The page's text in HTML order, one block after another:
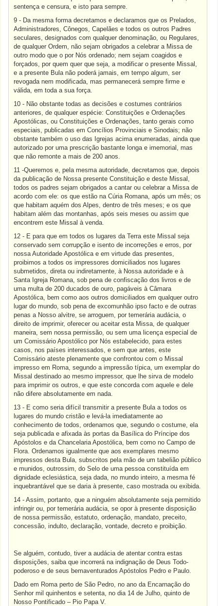
sentença e censura, e isto para sempre.
9 - Da mesma forma decretamos e declaramos que os Prelados,
Administradores, Cônegos, Capelães e todos os outros Padres
seculares, designados com qualquer denominação, ou Regulares,
de qualquer Ordem, não sejam obrigados a celebrar a Missa de
outro modo que o por Nós ordenado; nem sejam coagidos e
forçados, por quem quer que seja, a modificar o presente Missal,
e a presente Bula não poderá jamais, em tempo algum, ser
revogada nem modificada, mas permanecerá sempre firme e
válida, em toda a sua força.
10 - Não obstante todas as decisões e costumes contrários
anteriores, de qualquer espécie: Constituições e Ordenações
Apostólicas, ou Constituições e Ordenações, tanto gerais como
especiais, publicadas em Concílios Provinciais e Sinodais; não
obstante também o uso das Igrejas acima enumeradas, ainda que
autorizado por uma prescrição bastante longa e imemorial, mas
que não remonte a mais de 200 anos.
11 -Queremos e, pela mesma autoridade, decretamos que, depois
da publicação de Nossa presente Constituição e deste Missal,
todos os padres sejam obrigados a cantar ou celebrar a Missa de
acordo com ele: os que estão na Cúria Romana, após um mês; os
que habitam aquém dos Alpes, dentro de três meses; e os que
habitam além das montanhas, após seis meses ou assim que
encontrem este Missal à venda.
12 - E para que em todos os lugares da Terra este Missal seja
conservado sem corrupção e isento de incorreções e erros, por
nossa Autoridade Apostólica e em virtude das presentes,
proibimos a todos os impressores domiciliados nos lugares
submetidos, direta ou indiretamente, à Nossa autoridade e à
Santa Igreja Romana, sob pena de confiscação dos livros e de
uma multa de 200 ducados de ouro, pagáveis à Câmara
Apostólica, bem como aos outros domiciliados em qualquer outro
lugar do mundo, sob pena de excomunhão ipso facto e de outras
penas a Nosso alvitre, se arroguem, por temerária audácia, o
direito de imprimir, oferecer ou aceitar esta Missa, de qualquer
maneira, sem nossa permissão, ou sem uma licença especial de
um Comissário Apostólico por Nós estabelecido, para estes
casos, nos países interessados, e sem que antes, este
Comissário ateste plenamente que confrontou com o Missal
impresso em Roma, segundo a impressão típica, um exemplar do
Missal destinado ao mesmo impressor, que lhe sirva de modelo
para imprimir os outros, e que este concorda com aquele e dele
não difere absolutamente em nada.
13 - E como seria difícil transmitir a presente Bula a todos os
lugares do mundo cristão e levá-la imediatamente ao
conhecimento de todos, ordenamos que, segundo o costume, ela
seja publicada e afixada às portas da Basílica do Príncipe dos
Apóstolos e da Chancelaria Apostólica, bem como no Campo de
Flora. Ordenamos igualmente que aos exemplares mesmo
impressos desta Bula, subscritos pela mão de um tabelião público
e munidos, outrossim, do Selo de uma pessoa constituída em
dignidade eclesiástica, seja dada, no mundo inteiro, a mesma fé
inquebrantável que se daria à presente, caso mostrada ou exibida.
14 - Assim, portanto, que a ninguém absolutamente seja permitido
infringir ou, por temerária audácia, se opor à presente disposição
de nossa permissão, estatuto, ordenação, mandato, preceito,
concessão, indulto, declaração, vontade, decreto e proibição.
Se alguém, contudo, tiver a audácia de atentar contra estas
disposições, saiba que incorrerá na indignação de Deus Todo-
poderoso e de seus bemaventurados Apóstolos Pedro e Paulo.
Dado em Roma perto de São Pedro, no ano da Encarnação do
Senhor mil quinhentos e setenta, no dia 14 de Julho, quinto de
Nosso Pontificado – Pio Papa V.